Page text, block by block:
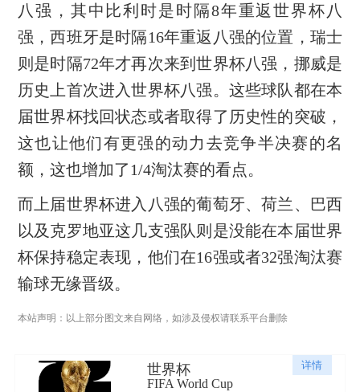
八强，其中比利时是时隔8年重返世界杯八
强，西班牙是时隔16年重返八强的位置，瑞士
则是时隔72年才再次来到世界杯八强，挪威是
历史上首次进入世界杯八强。这些球队都在本
届世界杯找回状态或者取得了历史性的突破，
这也让他们有更强的动力去竞争半决赛的名
额，这也增加了1/4淘汰赛的看点。
而上届世界杯进入八强的葡萄牙、荷兰、巴西
以及克罗地亚这几支强队则是没能在本届世界
杯保持稳定表现，他们在16强或者32强淘汰赛
输球无缘晋级。
本站声明：以上部分图文来自网络，如涉及侵权请联系平台删除
详情
世界杯
FIFA World Cup